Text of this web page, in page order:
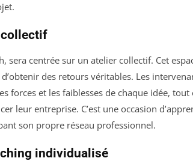
collectif
sera centrée sur un atelier collectif. Cet
des retours véritables. Les
forces et les faiblesses de chaque idée,
leur entreprise. C’est une occasion
son propre réseau professionnel.
individualisé